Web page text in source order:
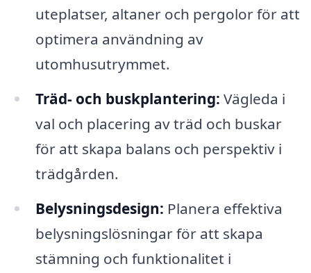
uteplatser, altaner och pergolor för att
optimera användning av
utomhusutrymmet.
Träd- och buskplantering: Vägleda i
val och placering av träd och buskar
för att skapa balans och perspektiv i
trädgården.
Belysningsdesign: Planera effektiva
belysningslösningar för att skapa
stämning och funktionalitet i